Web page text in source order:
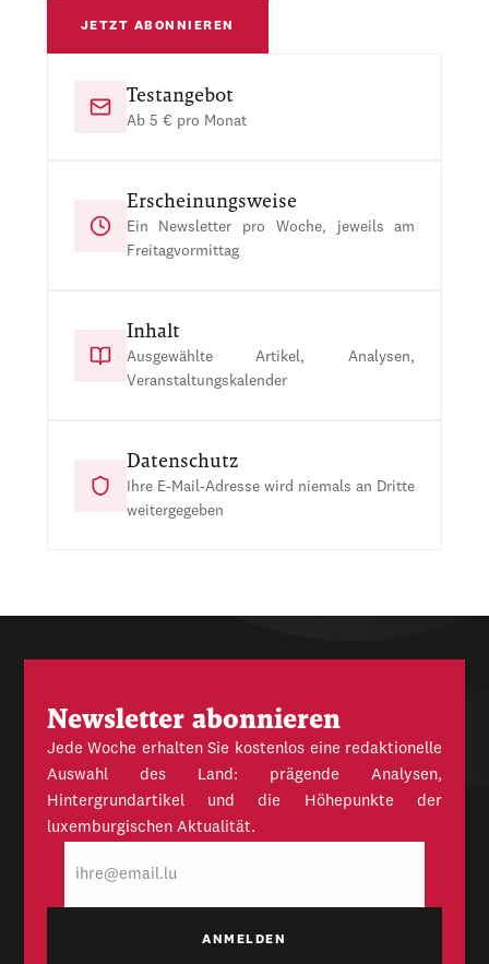
JETZT ABONNIEREN
Testangebot
Ab 5 € pro Monat
Erscheinungsweise
Ein Newsletter pro Woche, jeweils am
Freitagvormittag
Inhalt
Ausgewählte Artikel, Analysen,
Veranstaltungskalender
Datenschutz
Ihre E-Mail-Adresse wird niemals an Dritte
weitergegeben
Newsletter abonnieren
Jede Woche erhalten Sie kostenlos eine redaktionelle
Auswahl des Land: prägende Analysen,
Hintergrundartikel und die Höhepunkte der
luxemburgischen Aktualität.
Mail